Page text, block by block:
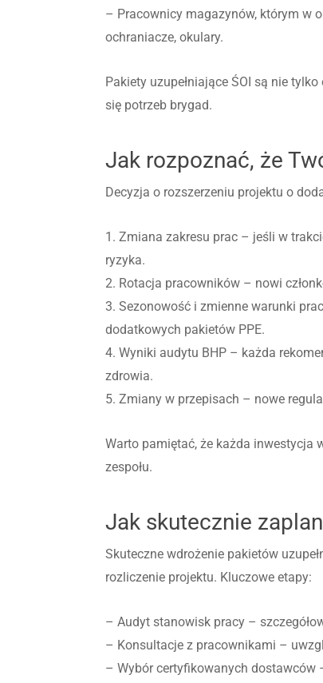
– Pracownicy magazynów, którym w
ochraniacze, okulary.
Pakiety uzupełniające ŚOI są nie
się potrzeb brygad.
Jak rozpoznać, że
Decyzja o rozszerzeniu projektu o
1. Zmiana zakresu prac – jeśli w
ryzyka.
2. Rotacja pracowników – nowi
3. Sezonowość i zmienne warunki
dodatkowych pakietów PPE.
4. Wyniki audytu BHP – każda
zdrowia.
5. Zmiany w przepisach – nowe
Warto pamiętać, że każda inwestycja
zespołu.
Jak skutecznie
Skuteczne wdrożenie pakietów
rozliczenie projektu. Kluczowe etapy:
– Audyt stanowisk pracy –
– Konsultacje z pracownikami –
– Wybór certyfikowanych dostawców